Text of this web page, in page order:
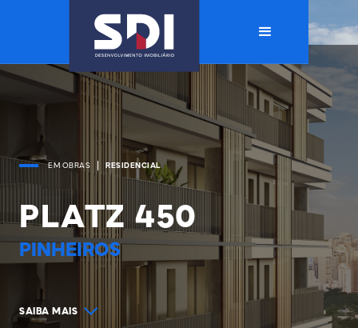
EM OBRAS RESIDENCIAL
PLATZ 450
PINHEIROS
SAIBA MAIS